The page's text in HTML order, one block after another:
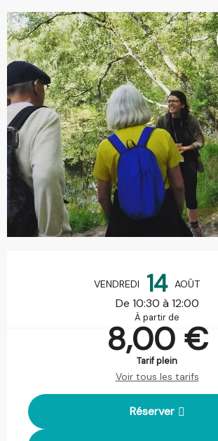
VENDREDI 14 AOÛT
De 10:30 à 12:00
À partir de
8,00 €
Tarif plein
Voir tous les tarifs
Réserver